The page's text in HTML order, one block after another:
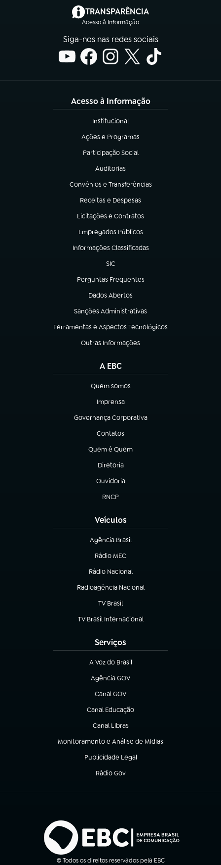
TRANSPARÊNCIA
Acesso à Informação
(abre em nova aba)
Siga-nos nas redes sociais
Acesso à Informação
Institucional
(abre em nova aba)
Ações e Programas
(abre em nova aba)
Participação Social
(abre em nova aba)
Auditorias
(abre em nova aba)
Convênios e Transferências
(abre em nova aba)
Receitas e Despesas
(abre em nova aba)
Licitações e Contratos
(abre em nova aba)
Empregados Públicos
(abre em nova aba)
Informações Classificadas
(abre em nova aba)
SIC
(abre em nova aba)
Perguntas Frequentes
(abre em nova aba)
Dados Abertos
(abre em nova aba)
Sanções Administrativas
(abre em nova aba)
Ferramentas e Aspectos Tecnológicos
(abre em nova aba)
Outras Informações
(abre em nova aba)
A EBC
Quem somos
(abre em nova aba)
Imprensa
(abre em nova aba)
Governança Corporativa
(abre em nova aba)
Contatos
(abre em nova aba)
Quem é Quem
(abre em nova aba)
Diretoria
(abre em nova aba)
Ouvidoria
(abre em nova aba)
RNCP
(abre em nova aba)
Veículos
Agência Brasil
(abre em nova aba)
Rádio MEC
(abre em nova aba)
Rádio Nacional
Radioagência Nacional
(abre em nova aba)
TV Brasil
(abre em nova aba)
TV Brasil Internacional
(abre em nova aba)
Serviços
A Voz do Brasil
(abre em nova aba)
Agência GOV
(abre em nova aba)
Canal GOV
(abre em nova aba)
Canal Educação
(abre em nova aba)
Canal Libras
(abre em nova aba)
Monitoramento e Análise de Mídias
(abre em nova aba)
Publicidade Legal
(abre em nova aba)
Rádio Gov
(abre em nova aba)
© Todos os direitos reservados pela EBC